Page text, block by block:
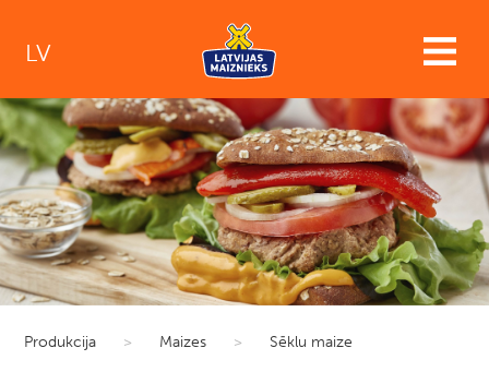
LV
Produkcija > Maizes > Sēklu maize